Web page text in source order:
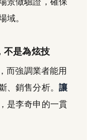
域。
不是為炫技
而強調業者能用
、銷售分析。讓
是李奇申的一貫